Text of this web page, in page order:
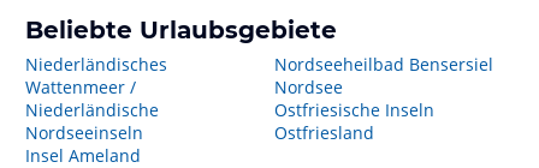
Beliebte Urlaubsgebiete
Niederländisches
Wattenmeer /
Niederländische
Nordseeinseln
Insel Ameland
Nordseeheilbad Bensersiel
Nordsee
Ostfriesische Inseln
Ostfriesland